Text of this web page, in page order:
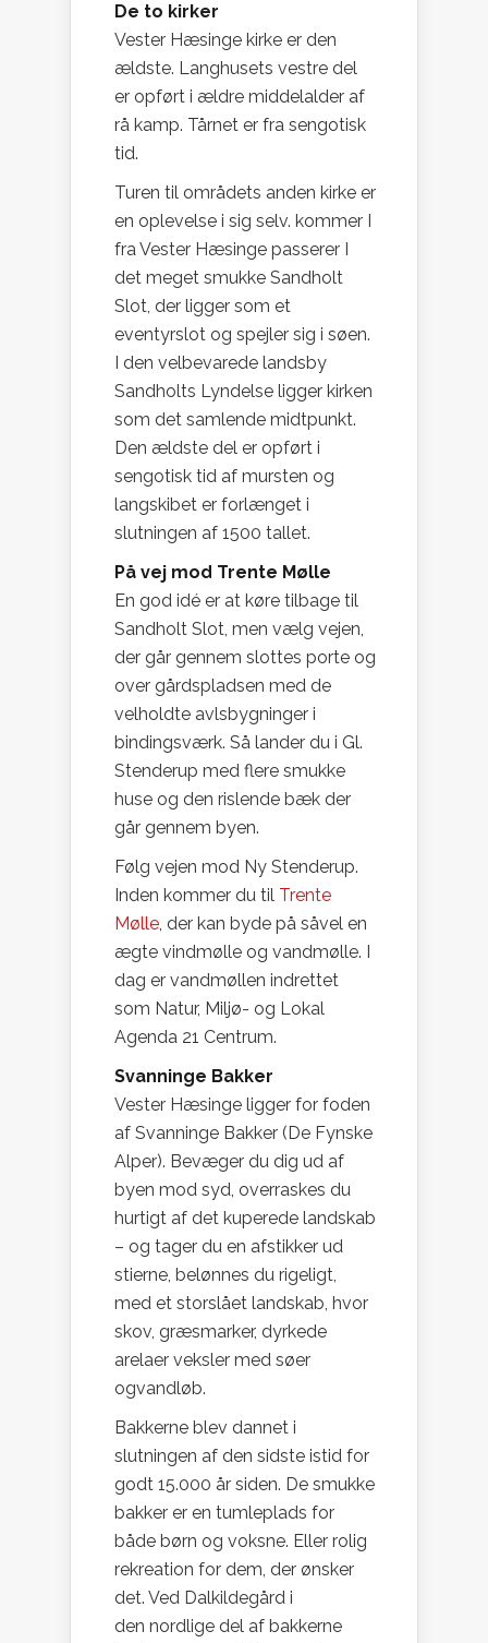
De to kirker
Vester Hæsinge kirke er den
ældste. Langhusets vestre del
er opført i ældre middelalder af
rå kamp. Tårnet er fra sengotisk
tid.
Turen til områdets anden kirke er
en oplevelse i sig selv. kommer I
fra Vester Hæsinge passerer I
det meget smukke Sandholt
Slot, der ligger som et
eventyrslot og spejler sig i søen.
I den velbevarede landsby
Sandholts Lyndelse ligger kirken
som det samlende midtpunkt.
Den ældste del er opført i
sengotisk tid af mursten og
langskibet er forlænget i
slutningen af 1500 tallet.
På vej mod Trente Mølle
En god idé er at køre tilbage til
Sandholt Slot, men vælg vejen,
der går gennem slottes porte og
over gårdspladsen med de
velholdte avlsbygninger i
bindingsværk. Så lander du i Gl.
Stenderup med flere smukke
huse og den rislende bæk der
går gennem byen.
Følg vejen mod Ny Stenderup.
Inden kommer du til Trente
Mølle, der kan byde på såvel en
ægte vindmølle og vandmølle. I
dag er vandmøllen indrettet
som Natur, Miljø- og Lokal
Agenda 21 Centrum.
Svanninge Bakker
Vester Hæsinge ligger for foden
af Svanninge Bakker (De Fynske
Alper). Bevæger du dig ud af
byen mod syd, overraskes du
hurtigt af det kuperede landskab
– og tager du en afstikker ud
stierne, belønnes du rigeligt,
med et storslået landskab, hvor
skov, græsmarker, dyrkede
arelaer veksler med søer
ogvandløb.
Bakkerne blev dannet i
slutningen af den sidste istid for
godt 15.000 år siden. De smukke
bakker er en tumleplads for
både børn og voksne. Eller rolig
rekreation for dem, der ønsker
det. Ved Dalkildegård i
den nordlige del af bakkerne